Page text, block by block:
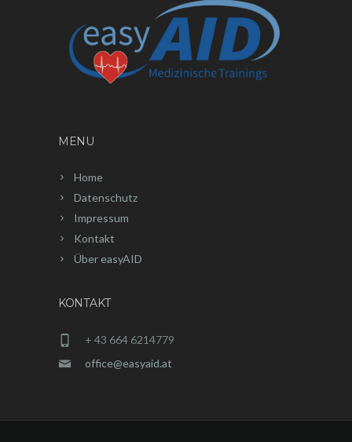
MENU
Home
Datenschutz
Impressum
Kontakt
Über easyAID
KONTAKT
+ 43 664 6214779
office@easyaid.at